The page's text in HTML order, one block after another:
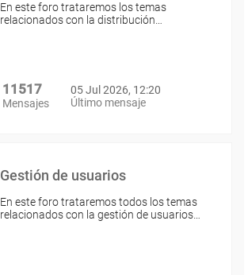
En este foro trataremos los temas
relacionados con la distribución…
11517
Mensajes
05 Jul 2026, 12:20
Último mensaje
Gestión de usuarios
En este foro trataremos todos los temas
relacionados con la gestión de usuarios…